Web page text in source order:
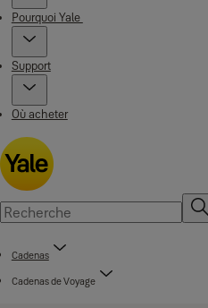
Pourquoi Yale
Support
Où acheter
Cadenas
Cadenas de Voyage